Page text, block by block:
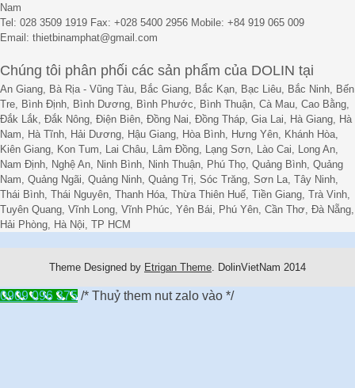
Nam
Tel: 028 3509 1919 Fax: +028 5400 2956 Mobile: +84 919 065 009
Email: thietbinamphat@gmail.com
Chúng tôi phân phối các sản phẩm của DOLIN tại
An Giang, Bà Rịa - Vũng Tàu, Bắc Giang, Bắc Kạn, Bạc Liêu, Bắc Ninh, Bến
Tre, Bình Định, Bình Dương, Bình Phước, Bình Thuận, Cà Mau, Cao Bằng,
Đắk Lắk, Đắk Nông, Điện Biên, Đồng Nai, Đồng Tháp, Gia Lai, Hà Giang, Hà
Nam, Hà Tĩnh, Hải Dương, Hậu Giang, Hòa Bình, Hưng Yên, Khánh Hòa,
Kiên Giang, Kon Tum, Lai Châu, Lâm Đồng, Lạng Sơn, Lào Cai, Long An,
Nam Định, Nghệ An, Ninh Bình, Ninh Thuận, Phú Thọ, Quảng Bình, Quảng
Nam, Quảng Ngãi, Quảng Ninh, Quảng Trị, Sóc Trăng, Sơn La, Tây Ninh,
Thái Bình, Thái Nguyên, Thanh Hóa, Thừa Thiên Huế, Tiền Giang, Trà Vinh,
Tuyên Quang, Vĩnh Long, Vĩnh Phúc, Yên Bái, Phú Yên, Cần Thơ, Đà Nẵng,
Hải Phòng, Hà Nội, TP HCM
Theme Designed by Etrigan Theme DolinVietNam 2014
0909 096 375 /* Thuỷ them nut zalo vào */